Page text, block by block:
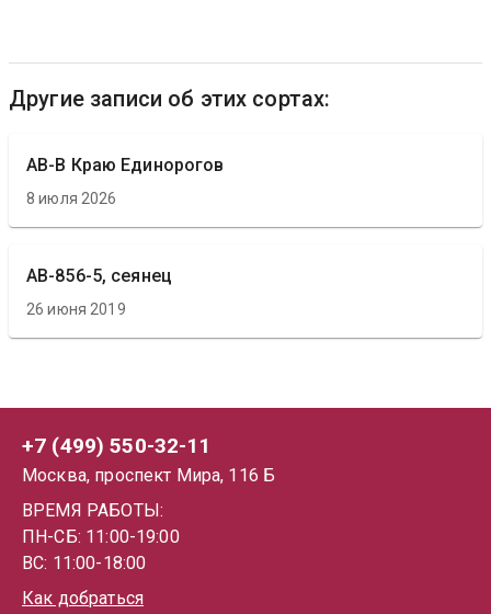
Другие записи об этих сортах:
АВ-В Краю Единорогов
8 июля 2026
АВ-856-5, сеянец
26 июня 2019
+7 (499) 550-32-11
Москва, проспект Мира, 116 Б
ВРЕМЯ РАБОТЫ:
ПН-СБ: 11:00-19:00
ВС: 11:00-18:00
Как добраться